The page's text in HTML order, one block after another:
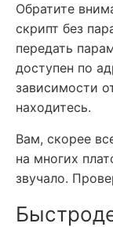
Обратите
скрипт без
передать
доступен по
зависимости
находитесь.
Вам, скорее
на многих
звучало.